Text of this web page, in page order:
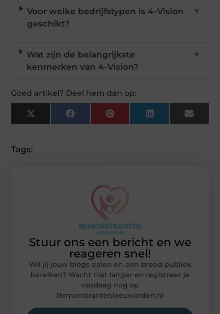
Voor welke bedrijfstypen is 4-Vision
geschikt?
▼
Wat zijn de belangrijkste
kenmerken van 4-Vision?
▼
Goed artikel? Deel hem dan op:
X
(Twitter)
FacebookPinterestLinkedInEmail
Tags:
Stuur ons een bericht en we
reageren snel!
Wil jij jouw blogs delen en een breed publiek
bereiken? Wacht niet langer en registreer je
vandaag nog op
Remonstrantenleeuwarden.nl